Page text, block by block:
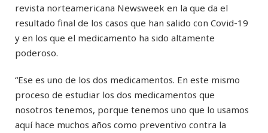
revista norteamericana Newsweek en la que da el
resultado final de los casos que han salido con Covid-19
y en los que el medicamento ha sido altamente
poderoso.
“Ese es uno de los dos medicamentos. En este mismo
proceso de estudiar los dos medicamentos que
nosotros tenemos, porque tenemos uno que lo usamos
aquí hace muchos años como preventivo contra la